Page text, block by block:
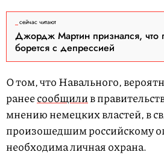
сейчас читают
Джордж Мартин признался, что
борется с депрессией
О том, что Навального,
ранеесообщилив
мнению немецких властей, в
произошедшим российскому
необходима личная охрана.